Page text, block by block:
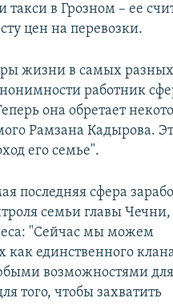
такси в Грозном – ее
цен на перевозки.
жизни в самых разных
работник
она обретает
Рамзана Кадырова.
его семье".
последняя сфера
семьи главы Чечни,
"Сейчас мы можем
как единственного
возможностями для
того, чтобы захватить